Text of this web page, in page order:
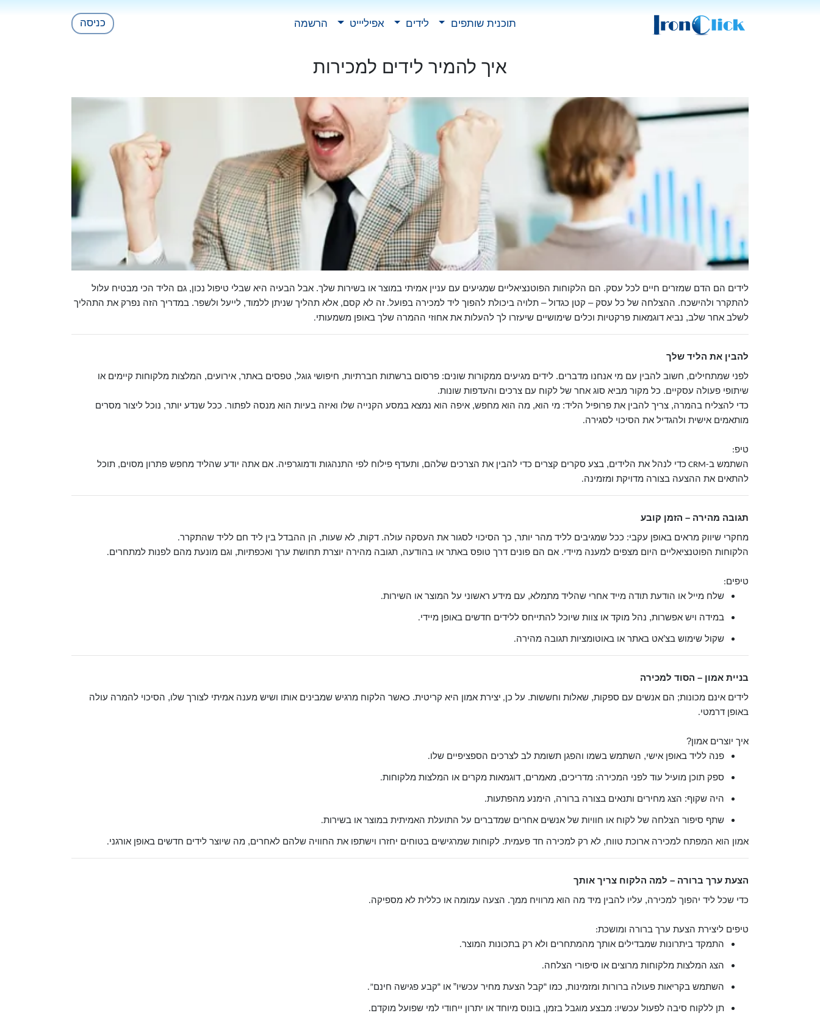
תוכנית שותפים לידים אפיליייט הרשמה כניסה
איך להמיר לידים למכירות
לידים הם הדם שמזרים חיים לכל עסק. הם הלקוחות הפוטנציאליים שמגיעים עם עניין אמיתי במוצר או בשירות שלך. אבל הבעיה היא שבלי טיפול נכון, גם הליד הכי מבטיח עלול
להתקרר ולהישכח. ההצלחה של כל עסק – קטן כגדול – תלויה ביכולת להפוך ליד למכירה בפועל. זה לא קסם, אלא תהליך שניתן ללמוד, לייעל ולשפר. במדריך הזה נפרק את התהליך
לשלב אחר שלב, נביא דוגמאות פרקטיות וכלים שימושיים שיעזרו לך להעלות את אחוזי ההמרה שלך באופן משמעותי.
להבין את הליד שלך
לפני שמתחילים, חשוב להבין עם מי אנחנו מדברים. לידים מגיעים ממקורות שונים: פרסום ברשתות חברתיות, חיפושי גוגל, טפסים באתר, אירועים, המלצות מלקוחות קיימים או
שיתופי פעולה עסקיים. כל מקור מביא סוג אחר של לקוח עם צרכים והעדפות שונות.
כדי להצליח בהמרה, צריך להבין את פרופיל הליד: מי הוא, מה הוא מחפש, איפה הוא נמצא במסע הקנייה שלו ואיזה בעיות הוא מנסה לפתור. ככל שנדע יותר, נוכל ליצור מסרים
מותאמים אישית ולהגדיל את הסיכוי לסגירה.
טיפ:
השתמש ב-CRM
כדי לנהל את הלידים, בצע סקרים קצרים כדי להבין את הצרכים שלהם, ותעדף פילוח לפי התנהגות ודמוגרפיה. אם אתה יודע שהליד מחפש פתרון מסוים, תוכל
להתאים את ההצעה בצורה מדויקת ומזמינה.
תגובה מהירה – הזמן קובע
מחקרי שיווק מראים באופן עקבי: ככל שמגיבים לליד מהר יותר, כך הסיכוי לסגור את העסקה עולה. דקות, לא שעות, הן ההבדל בין ליד חם לליד שהתקרר.
הלקוחות הפוטנציאליים היום מצפים למענה מיידי. אם הם פונים דרך טופס באתר או בהודעה, תגובה מהירה יוצרת תחושת ערך ואכפתיות, וגם מונעת מהם לפנות למתחרים.
טיפים:
שלח מייל או הודעת תודה מייד אחרי שהליד מתמלא, עם מידע ראשוני על המוצר או השירות.
במידה ויש אפשרות, נהל מוקד או צוות שיוכל להתייחס ללידים חדשים באופן מיידי.
שקול שימוש בצ’אט באתר או באוטומציות תגובה מהירה.
בניית אמון – הסוד למכירה
לידים אינם מכונות; הם אנשים עם ספקות, שאלות וחששות. על כן, יצירת אמון היא קריטית. כאשר הלקוח מרגיש שמבינים אותו ושיש מענה אמיתי לצורך שלו, הסיכוי להמרה עולה
באופן דרמטי.
איך יוצרים אמון?
פנה לליד באופן אישי, השתמש בשמו והפגן תשומת לב לצרכים הספציפיים שלו.
ספק תוכן מועיל עוד לפני המכירה: מדריכים, מאמרים, דוגמאות מקרים או המלצות מלקוחות.
היה שקוף: הצג מחירים ותנאים בצורה ברורה, הימנע מהפתעות.
שתף סיפור הצלחה של לקוח או חוויות של אנשים אחרים שמדברים על התועלת האמיתית במוצר או בשירות.
אמון הוא המפתח למכירה ארוכת טווח, לא רק למכירה חד פעמית. לקוחות שמרגישים בטוחים יחזרו וישתפו את החוויה שלהם לאחרים, מה שיוצר לידים חדשים באופן אורגני.
הצעת ערך ברורה – למה הלקוח צריך אותך
כדי שכל ליד יהפוך למכירה, עליו להבין מיד מה הוא מרוויח ממך. הצעה עמומה או כללית לא מספיקה.
טיפים ליצירת הצעת ערך ברורה ומושכת:
התמקד ביתרונות שמבדילים אותך מהמתחרים ולא רק בתכונות המוצר.
הצג המלצות מלקוחות מרוצים או סיפורי הצלחה.
השתמש בקריאות פעולה ברורות ומזמינות, כמו “קבל הצעת מחיר עכשיו” או “קבע פגישה חינם”.
תן ללקוח סיבה לפעול עכשיו: מבצע מוגבל בזמן, בונוס מיוחד או יתרון ייחודי למי שפועל מוקדם.